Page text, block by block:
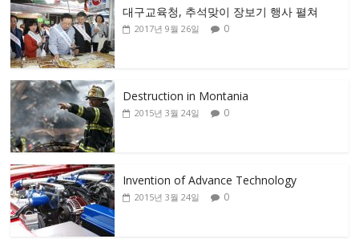
대구교육청, 추석맞이 장보기 행사 펼쳐
2017년 9월 26일 0
Destruction in Montania
2015년 3월 24일 0
Invention of Advance Technology
2015년 3월 24일 0